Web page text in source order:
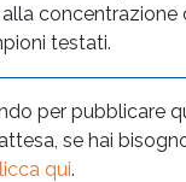
concentrazione
testati.
per pubblicare
se hai
qui.